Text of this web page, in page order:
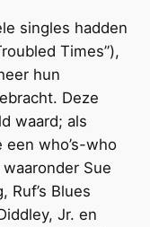
singles hadden
Times”),
hun
Deze
waard; als
who’s-who
Sue
Ruf’s Blues
Jr. en